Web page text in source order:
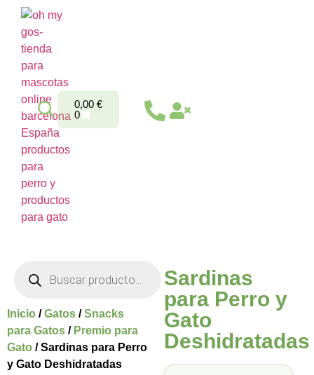
0,00 €
0
Inicio /Gatos /Snacks
para Gatos / Premio para
Gato / Sardinas para Perro
y Gato Deshidratadas
Sardinas
para Perro y
Gato
Deshidratadas